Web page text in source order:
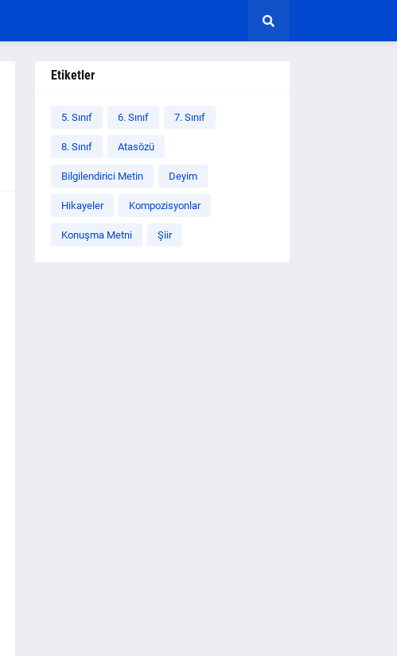
Etiketler
5. Sınıf 6. Sınıf 7. Sınıf
8. Sınıf Atasözü
Bilgilendirici Metin Deyim
Hikayeler Kompozisyonlar
Konuşma Metni Şiir